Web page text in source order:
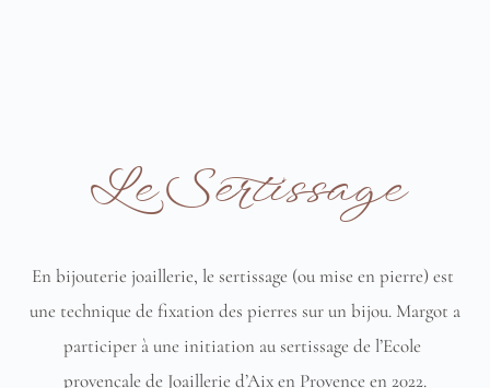
Le Sertissage
En bijouterie joaillerie, le sertissage (ou mise en pierre) est
une technique de fixation des pierres sur un bijou. Margot a
participer à une initiation au sertissage de l’Ecole
provençale de Joaillerie d’Aix en Provence en 2022.